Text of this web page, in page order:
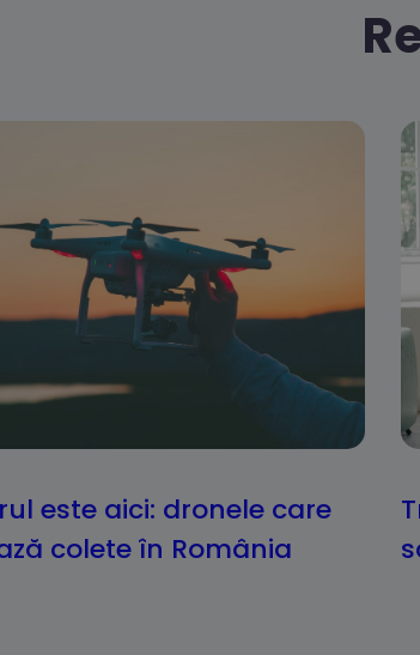
este aici: dronele care
colete în România